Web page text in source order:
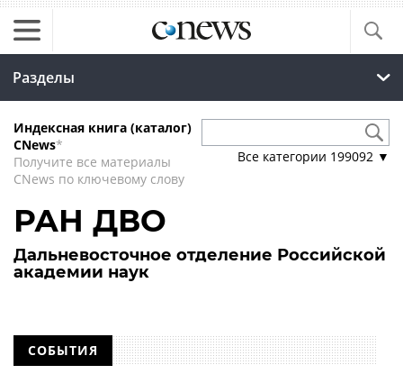
Разделы
Индексная книга (каталог)
CNews*
Получите все материалы
CNews по ключевому слову
Все категории 199092 ▼
РАН ДВО
Дальневосточное отделение Российской
академии наук
СОБЫТИЯ